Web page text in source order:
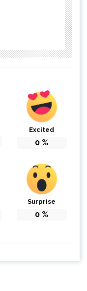
Excited
0 %
Surprise
0 %